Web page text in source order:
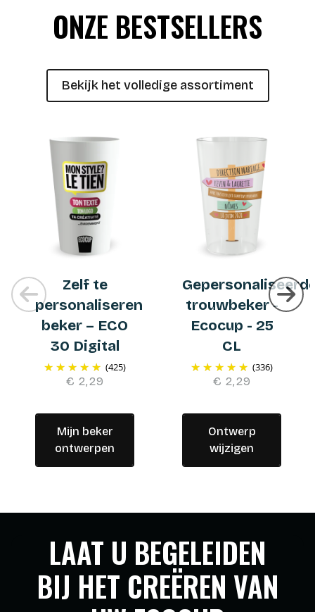
ONZE BESTSELLERS
Bekijk het volledige assortiment
Zelf te
personaliseren
beker – ECO
30 Digital
(425)
€ 2,29
Mijn beker
ontwerpen
trouwbeker -
Ecocup - 25
CL
(336)
€ 2,29
Ontwerp
wijzigen
LAAT U BEGELEIDEN
BIJ HET CREËREN VAN